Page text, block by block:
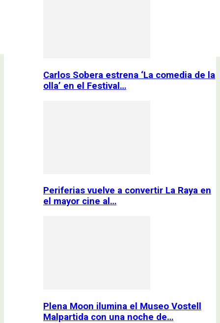
Carlos Sobera estrena ‘La comedia de la
olla’ en el Festival…
Periferias vuelve a convertir La Raya en
el mayor cine al…
Plena Moon ilumina el Museo Vostell
Malpartida con una noche de…